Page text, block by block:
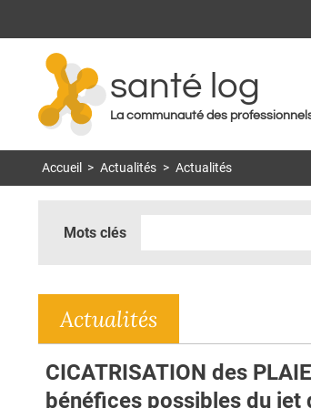
santé log
La communauté des
Accueil > Actualités > Actualités
Mots clés
Actualités
CICATRISATION des
bénéfices possibles du jet